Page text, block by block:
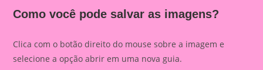
Como você pode salvar as imagens?
Clica com o botão direito do mouse sobre a imagem e
selecione a opção abrir em uma nova guia.